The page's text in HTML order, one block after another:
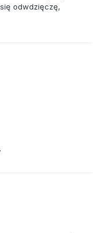
odwdzięczę,